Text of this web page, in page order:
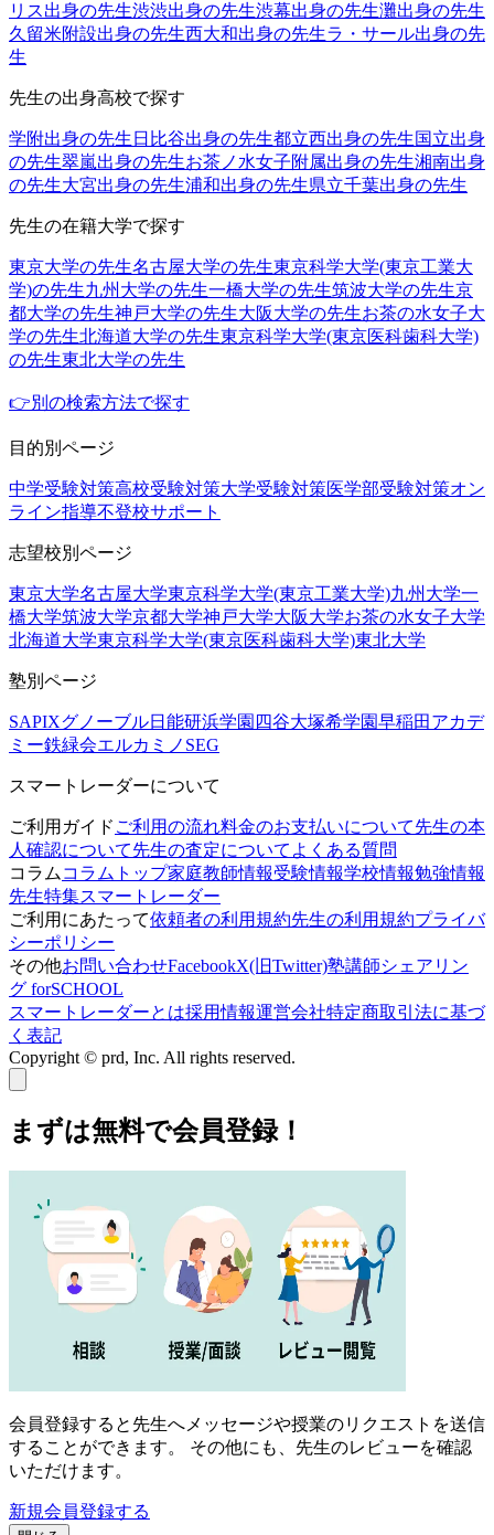
リス出身の先生渋渋出身の先生渋幕出身の先生灘出身の先生
久留米附設出身の先生西大和出身の先生ラ・サール出身の先
生
先生の出身高校で探す
学附出身の先生 日比谷出身の先生都立西出身の先生国立出身
の先生翠嵐出身の先生お茶ノ水女子附属出身の先生湘南出身
の先生大宮出身の先生浦和出身の先生県立千葉出身の先生
先生の在籍大学で探す
東京大学の先生名古屋大学の先生東京科学大学(東京工業大
学)の先生九州大学の先生一橋大学の先生筑波大学の先生京
都大学の先生神戸大学の先生大阪大学の先生お茶の水女子大
学の先生北海道大学の先生東京科学大学(東京医科歯科大学)
の先生東北大学の先生
👉別の検索方法で探す
目的別ページ
中学受験対策高校受験対策大学受験対策医学部受験対策オン
ライン指導不登校サポート
志望校別ページ
東京大学名古屋大学東京科学大学(東京工業大学)九州大学一
橋大学筑波大学京都大学神戸大学大阪大学お茶の水女子大学
北海道大学東京科学大学(東京医科歯科大学)東北大学
塾別ページ
SAPIXグノーブル日能研浜学園 四谷大塚希学園早稲田アカデ
ミー鉄緑会エルカミノ SEG
スマートレーダーについて
ご利用ガイド ご利用の流れ料金のお支払いについて先生の本
人確認について先生の査定について よくある質問
コラム コラムトップ家庭教師情報受験情報学校情報勉強情報
先生特集スマートレーダー
ご利用にあたって依頼者の利用規約先生の利用規約プライバ
シーポリシー
その他お問い合わせFacebookX(旧Twitter)塾講師シェアリン
グ forSCHOOL
スマートレーダーとは採用情報運営会社特定商取引法に基づ
く表記
Copyright © prd, Inc. All rights reserved.
まずは無料で会員登録！
会員登録すると先生へメッセージや授業のリクエストを送信
することができます。 その他にも、先生のレビューを確認
いただけます。
新規会員登録する